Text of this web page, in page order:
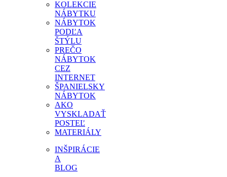
KOLEKCIE
NÁBYTKU
NÁBYTOK
PODĽA
ŠTÝLU
PREČO
NÁBYTOK
CEZ
INTERNET
ŠPANIELSKY
NÁBYTOK
AKO
VYSKLADAŤ
POSTEĽ
MATERIÁLY
INŠPIRÁCIE
A
BLOG